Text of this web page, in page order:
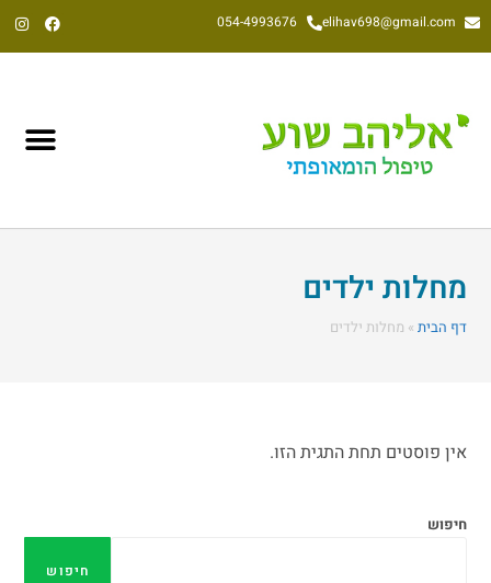
elihav698@gmail.com
054-4993676
מחלות ילדים
דף הבית » מחלות ילדים
אין פוסטים תחת התגית הזו.
חיפוש
חיפוש